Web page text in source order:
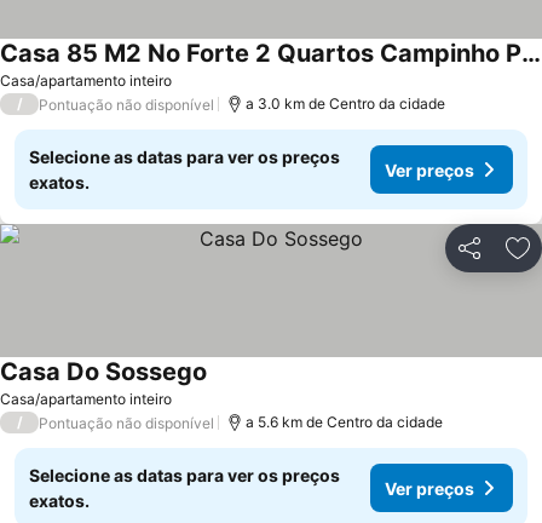
Casa/apartamento inteiro
Casa 85 M2 No Forte 2 Quartos Campinho Piscinas 2 Vagas No Estacionamento Portaria Ar Condicionado Para 8 Pessoas
Ver preços
/ Pontuação não disponível a 3.0 km de Centro da cidade
Selecione as datas para ver os preços
exatos.
Ver preços
Partilhar
Casa/apartamento inteiro
Casa Do Sossego
/ Pontuação não disponível a 5.6 km de Centro da cidade
Selecione as datas para ver os preços
exatos.
Ver preços